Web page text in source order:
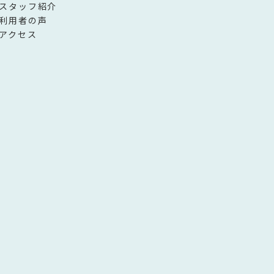
タッフ紹介
用者の声
クセス